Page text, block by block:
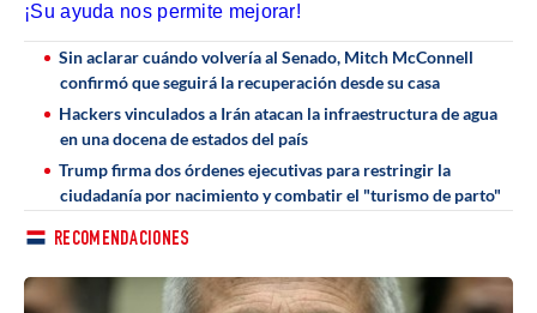
¡Su ayuda nos permite mejorar!
Sin aclarar cuándo volvería al Senado, Mitch McConnell
confirmó que seguirá la recuperación desde su casa
Hackers vinculados a Irán atacan la infraestructura de agua
en una docena de estados del país
Trump firma dos órdenes ejecutivas para restringir la
ciudadanía por nacimiento y combatir el "turismo de parto"
RECOMENDACIONES